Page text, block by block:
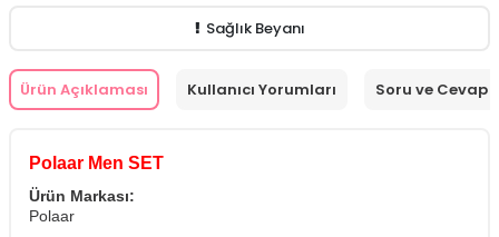
Sağlık Beyanı
Ürün Açıklaması Kullanıcı Yorumları Soru ve Cevap
Polaar Men SET
Ürün Markası:
Polaar